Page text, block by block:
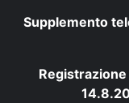
Supplemento
Registrazione